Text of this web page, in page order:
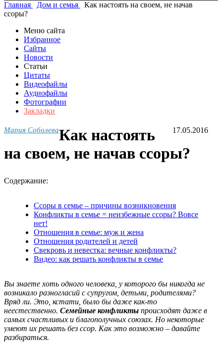
Главная
Дом и семья
Как настоять на своем, не начав
ссоры?
Меню сайта
Избранное
Сайты
Новости
Статьи
Цитаты
Видеофайлы
Аудиофайлы
Фотографии
Закладки
Мария Соболева 17.05.2016
Как настоять
на своем, не начав ссоры?
Содержание:
Ссоры в семье – причины возникновения
Конфликты в семье = неизбежные ссоры? Вовсе
нет!
Отношения в семье: муж и жена
Отношения родителей и детей
Свекровь и невестка: вечные конфликты?
Видео: как решать конфликты в семье
Вы знаете хоть одного человека, у которого бы никогда не
возникало разногласий с супругом, детьми, родителями?
Вряд ли. Это, кстати, было бы даже как-то
неестественно. Семейные конфликты происходят даже в
самых счастливых и благополучных союзах. Но некоторые
умеют их решать без ссор. Как это возможно – давайте
разбираться.